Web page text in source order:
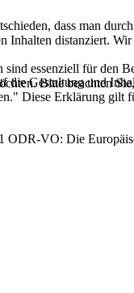
dass man
Inhalten distanziert.
Gestaltung und
Diese Erklärung
VO: Die
essenziell für den
Bitte beachten